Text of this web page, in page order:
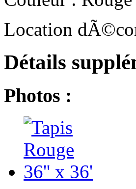
Location
Détails
Photos :